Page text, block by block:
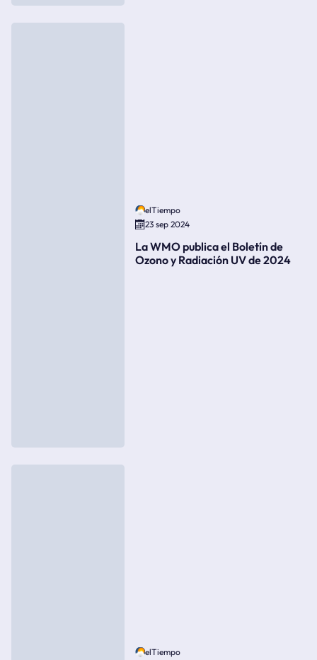
elTiempo
23 sep 2024
La WMO publica el Boletín de
Ozono y Radiación UV de 2024
elTiempo